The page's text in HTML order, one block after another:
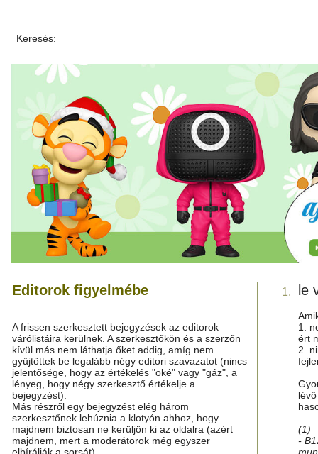
Keresés:
Editorok figyelmébe
A frissen szerkesztett bejegyzések az editorok
várólistáira kerülnek. A szerkesztőkön és a szerzőn
kívül más nem láthatja őket addig, amíg nem
gyűjtöttek be legalább négy editori szavazatot (nincs
jelentősége, hogy az értékelés "oké" vagy "gáz", a
lényeg, hogy négy szerkesztő értékelje a
bejegyzést).
Más részről egy bejegyzést elég három
szerkesztőnek lehúznia a klotyón ahhoz, hogy
majdnem biztosan ne kerüljön ki az oldalra (azért
majdnem, mert a moderátorok még egyszer
1. le
1.
ért
2.
(1)
-